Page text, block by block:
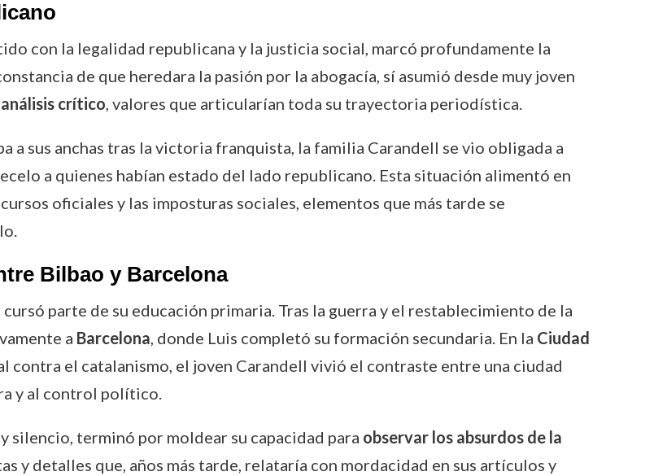
con la legalidad republicana y la justicia social, marcó profundamente la
de que heredara la pasión por la abogacía, sí asumió desde muy joven
crítico, valores que articularían toda su trayectoria periodística.
a sus anchas tras la victoria franquista, la familia Carandell se vio obligada a
a quienes habían estado del lado republicano. Esta situación alimentó en
oficiales y las imposturas sociales, elementos que más tarde se
Bilbao y Barcelona
cursó parte de su educación primaria. Tras la guerra y el restablecimiento de la
a Barcelona, donde Luis completó su formación secundaria. En la Ciudad
contra el catalanismo, el joven Carandell vivió el contraste entre una ciudad
y al control político.
silencio, terminó por moldear su capacidad para observar los absurdos de la
y detalles que, años más tarde, relataría con mordacidad en sus artículos y